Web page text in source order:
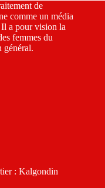
de
comme un média
a pour vision la
femmes du
général.
: Kalgondin